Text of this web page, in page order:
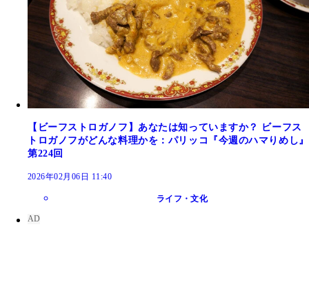
【ビーフストロガノフ】あなたは知っていますか？ ビーフス
トロガノフがどんな料理かを：パリッコ『今週のハマりめし』
第224回
2026年02月06日 11:40
ライフ・文化